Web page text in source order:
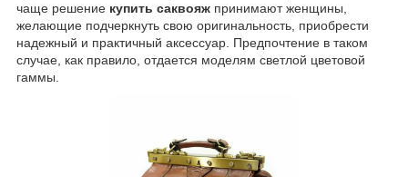
чаще решение купить саквояж принимают женщины,
желающие подчеркнуть свою оригинальность, приобрести
надежный и практичный аксессуар. Предпочтение в таком
случае, как правило, отдается моделям светлой цветовой
гаммы.